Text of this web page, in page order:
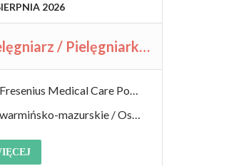
2026
Pielęgniarz / Pielęgniarka (K/M/N)
Fresenius Medical Care Polska S.A.
warmińsko-mazurskie / Ostróda, Stacja Dializ